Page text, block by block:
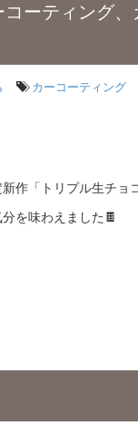
ーティング
カーコーティング
作「トリプル生チ
を味わえました🍫